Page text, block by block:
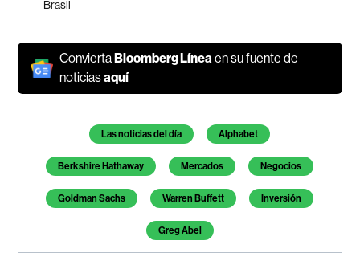
Brasil
Convierta Bloomberg Líneaen su fuente de
noticiasaquí
Temas de este artículo
Las noticias del día Alphabet
Berkshire Hathaway Mercados Negocios
Goldman Sachs Warren Buffett Inversión
Greg Abel